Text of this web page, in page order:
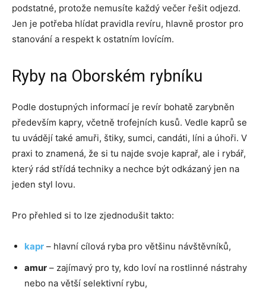
podstatné, protože nemusíte každý večer řešit odjezd.
Jen je potřeba hlídat pravidla revíru, hlavně prostor pro
stanování a respekt k ostatním lovícím.
Ryby na Oborském rybníku
Podle dostupných informací je revír bohatě zarybněn
především kapry, včetně trofejních kusů. Vedle kaprů se
tu uvádějí také amuři, štiky, sumci, candáti, líni a úhoři. V
praxi to znamená, že si tu najde svoje kaprař, ale i rybář,
který rád střídá techniky a nechce být odkázaný jen na
jeden styl lovu.
Pro přehled si to lze zjednodušit takto:
kapr – hlavní cílová ryba pro většinu návštěvníků,
amur – zajímavý pro ty, kdo loví na rostlinné nástrahy
nebo na větší selektivní rybu,